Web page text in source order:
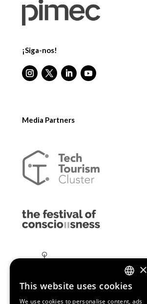
¡Siga-nos!
Media Partners
ENGLISH
×
This website uses cookies
We use cookies to personalise content, ads